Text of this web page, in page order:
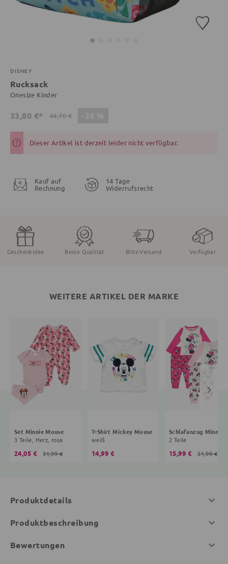
DISNEY
Rucksack
Onesize Kinder
33,80 €* 44,70 €
Dieser Artikel ist derzeit leider nicht verfügbar.
Kauf auf
Rechnung
14 Tage
Widerrufsrecht
Geschenkidee Beste Qualität Blitz-Versand Verfügbar
WEITERE ARTIKEL DER MARKE
Set Minnie Mouse
3 Teile, Herz, rosa
24,05 € 31,99 €
T-Shirt Mickey Mouse
weiß
14,99 €
2 Teile
15,99 € 21,99 €
Produktdetails
Produktbeschreibung
Bewertungen